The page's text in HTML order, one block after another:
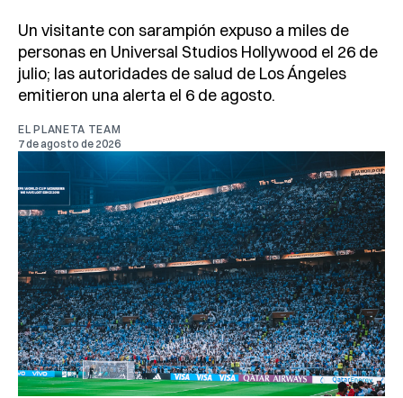
Un visitante con sarampión expuso a miles de
personas en Universal Studios Hollywood el 26 de
julio; las autoridades de salud de Los Ángeles
emitieron una alerta el 6 de agosto.
EL PLANETA TEAM
7 de agosto de 2026